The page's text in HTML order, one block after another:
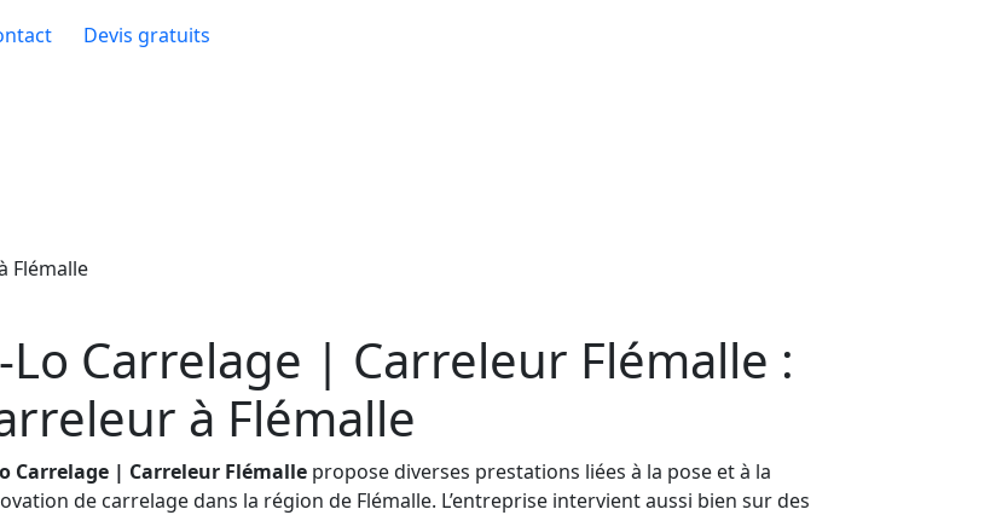
Devis gratuits
Flémalle
Lo Carrelage | Carreleur Flémalle :
à Flémalle
Carrelage | Carreleur Flémalle propose diverses prestations liées à la pose et à la
de carrelage dans la région de Flémalle. L’entreprise intervient aussi bien sur des